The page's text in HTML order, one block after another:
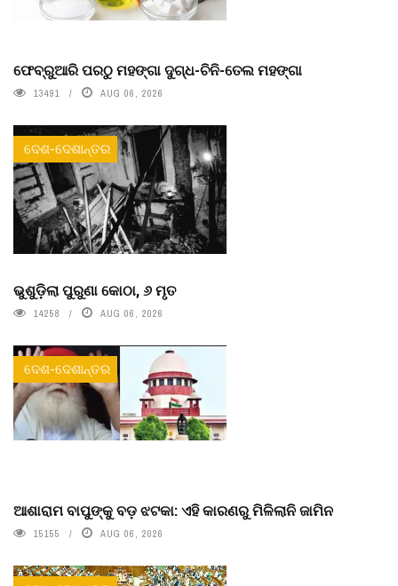
ଫେବ୍ରୁଆରି ପରଠୁ ମହଙ୍ଗା ଦୁଗ୍ଧ-ଚିନି-ତେଲ ମହଙ୍ଗା
13491 AUG 06, 2026
ଦେଶ-ଦେଶାନ୍ତର
ଭୁଶୁଡ଼ିଲା ପୁରୁଣା କୋଠା, ୬ ମୃତ
14258 AUG 06, 2026
ଦେଶ-ଦେଶାନ୍ତର
ଆଶାରାମ ବାପୁଙ୍କୁ ବଡ଼ ଝଟକା: ଏହି କାରଣରୁ ମିଳିଲାନି ଜାମିନ
15155 AUG 06, 2026